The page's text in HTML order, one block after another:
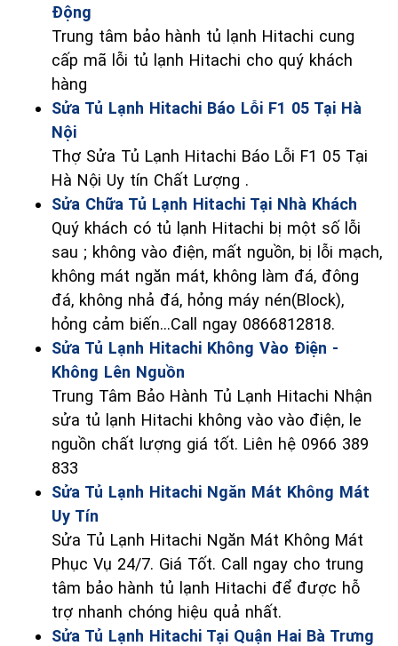
Động
Trung tâm bảo hành tủ lạnh Hitachi cung
cấp mã lỗi tủ lạnh Hitachi cho quý khách
hàng
Sửa Tủ Lạnh Hitachi Báo Lỗi F1 05 Tại Hà
Nội
Thợ Sửa Tủ Lạnh Hitachi Báo Lỗi F1 05 Tại
Hà Nội Uy tín Chất Lượng .
Sửa Chữa Tủ Lạnh Hitachi Tại Nhà Khách
Quý khách có tủ lạnh Hitachi bị một số lỗi
sau ; không vào điện, mất nguồn, bị lỗi mạch,
không mát ngăn mát, không làm đá, đông
đá, không nhả đá, hỏng máy nén(Block),
hỏng cảm biến...Call ngay 0866812818.
Sửa Tủ Lạnh Hitachi Không Vào Điện -
Không Lên Nguồn
Trung Tâm Bảo Hành Tủ Lạnh Hitachi Nhận
sửa tủ lạnh Hitachi không vào vào điện, le
nguồn chất lượng giá tốt. Liên hệ 0966 389
833
Sửa Tủ Lạnh Hitachi Ngăn Mát Không Mát
Uy Tín
Sửa Tủ Lạnh Hitachi Ngăn Mát Không Mát
Phục Vụ 24/7. Giá Tốt. Call ngay cho trung
tâm bảo hành tủ lạnh Hitachi để được hỗ
trợ nhanh chóng hiệu quả nhất.
Sửa Tủ Lạnh Hitachi Tại Quận Hai Bà Trưng